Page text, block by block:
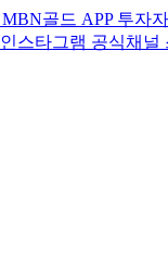
MBN골드 APP 투자자
인스타그램 공식채널